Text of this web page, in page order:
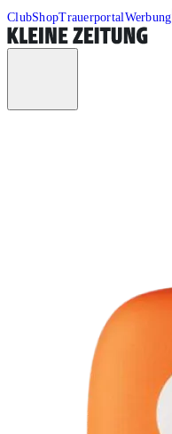
ClubShopTrauerportalWerbung